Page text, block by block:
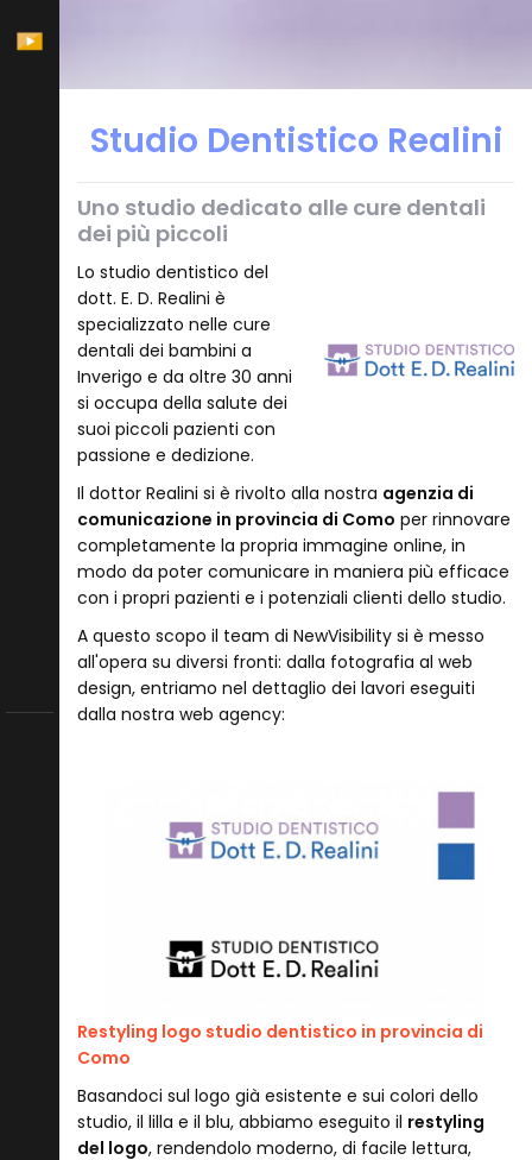
Studio Dentistico Realini
Uno studio dedicato alle cure dentali
dei più piccoli
Lo studio dentistico del
dott. E. D. Realini è
specializzato nelle cure
dentali dei bambini a
Inverigo e da oltre 30 anni
si occupa della salute dei
suoi piccoli pazienti con
passione e dedizione.
Il dottor Realini si è rivolto alla nostra agenzia di
comunicazione in provincia di Como per rinnovare
completamente la propria immagine online, in
modo da poter comunicare in maniera più efficace
con i propri pazienti e i potenziali clienti dello studio.
A questo scopo il team di NewVisibility si è messo
all'opera su diversi fronti: dalla fotografia al web
design, entriamo nel dettaglio dei lavori eseguiti
dalla nostra web agency:
Restyling logo studio dentistico in provincia di
Como
Basandoci sul logo già esistente e sui colori dello
studio, il lilla e il blu, abbiamo eseguito il restyling
del logo, rendendolo moderno, di facile lettura,